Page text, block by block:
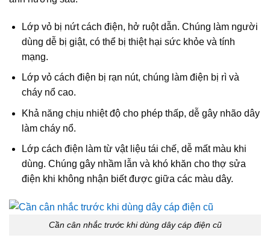
Lớp vỏ bị nứt cách điện, hở ruột dẫn. Chúng làm người
dùng dễ bị giật, có thể bị thiệt hại sức khỏe và tính
mạng.
Lớp vỏ cách điện bị rạn nút, chúng làm điện bị rì và
cháy nổ cao.
Khả năng chịu nhiệt độ cho phép thấp, dễ gây nhão dây
làm cháy nổ.
Lớp cách điện làm từ vật liệu tái chế, dễ mất màu khi
dùng. Chúng gây nhầm lẫn và khó khăn cho thợ sửa
điện khi không nhận biết được giữa các màu dây.
Cần cân nhắc trước khi dùng dây cáp điện cũ